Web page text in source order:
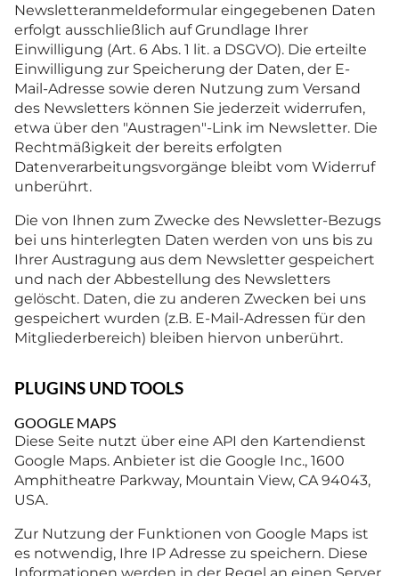
Newsletteranmeldeformular eingegebenen Daten
erfolgt ausschließlich auf Grundlage Ihrer
Einwilligung (Art. 6 Abs. 1 lit. a DSGVO). Die erteilte
Einwilligung zur Speicherung der Daten, der E-
Mail-Adresse sowie deren Nutzung zum Versand
des Newsletters können Sie jederzeit widerrufen,
etwa über den "Austragen"-Link im Newsletter. Die
Rechtmäßigkeit der bereits erfolgten
Datenverarbeitungsvorgänge bleibt vom Widerruf
unberührt.
Die von Ihnen zum Zwecke des Newsletter-Bezugs
bei uns hinterlegten Daten werden von uns bis zu
Ihrer Austragung aus dem Newsletter gespeichert
und nach der Abbestellung des Newsletters
gelöscht. Daten, die zu anderen Zwecken bei uns
gespeichert wurden (z.B. E-Mail-Adressen für den
Mitgliederbereich) bleiben hiervon unberührt.
PLUGINS UND TOOLS
GOOGLE MAPS
Diese Seite nutzt über eine API den Kartendienst
Google Maps. Anbieter ist die Google Inc., 1600
Amphitheatre Parkway, Mountain View, CA 94043,
USA.
Zur Nutzung der Funktionen von Google Maps ist
es notwendig, Ihre IP Adresse zu speichern. Diese